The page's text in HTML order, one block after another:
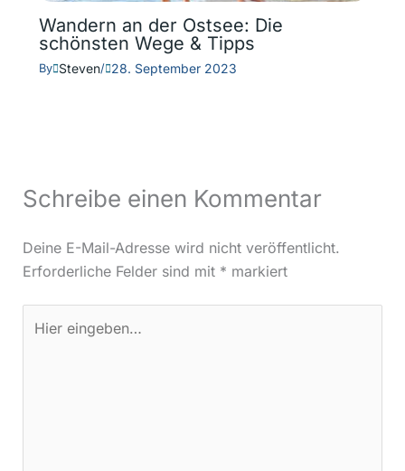
Wandern an der Ostsee: Die
schönsten Wege & Tipps
By Steven/ 28. September 2023
Schreibe einen Kommentar
Deine E-Mail-Adresse wird nicht veröffentlicht.
Erforderliche Felder sind mit * markiert
eingeben…